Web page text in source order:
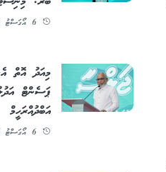
6 އޯގަސްޓު 2026 - 9:27
ޕަސެންޓް
އަބްދުއްރަހީމް
6 އޯގަސްޓު 2026 - 9:21